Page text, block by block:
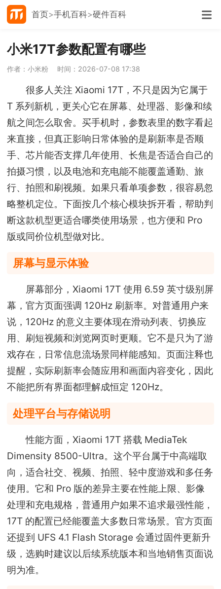
首页 手机百科 硬件百科
小米17T参数配置有哪些
作者：小米粉 时间：2026-07-08 17:38
很多人关注 Xiaomi 17T，不只是因为它属于
T 系列新机，更关心它在屏幕、处理器、影像和续
航之间怎么取舍。买手机时，参数表里的数字看起
来直接，但真正影响日常体验的是刷新率是否顺
手、芯片能否支撑几年使用、长焦是否适合自己的
拍摄习惯，以及电池和充电能不能覆盖通勤、旅
行、拍照和刷视频。如果只看单项参数，很容易忽
略整机定位。下面按几个核心模块拆开看，帮助判
断这款机型更适合哪类使用场景，也方便和 Pro
版或同价位机型做对比。
屏幕与显示体验
屏幕部分，Xiaomi 17T 使用 6.59 英寸级别屏
幕，官方页面强调 120Hz 刷新率。对普通用户来
说，120Hz 的意义主要体现在滑动列表、切换应
用、刷短视频和浏览网页时更顺。它不是只为了游
戏存在，日常信息流场景同样能感知。页面注释也
提醒，实际刷新率会随应用和画面内容变化，因此
不能把所有界面都理解成恒定 120Hz。
处理平台与存储说明
性能方面，Xiaomi 17T 搭载 MediaTek
Dimensity 8500-Ultra。这个平台属于中高端取
向，适合社交、视频、拍照、轻中度游戏和多任务
使用。它和 Pro 版的差异主要在性能上限、影像
处理和充电规格，普通用户如果不追求最强性能，
17T 的配置已经能覆盖大多数日常场景。官方页面
还提到 UFS 4.1 Flash Storage 会通过固件更新升
级，选购时建议以后续系统版本和当地销售页面说
明为准。